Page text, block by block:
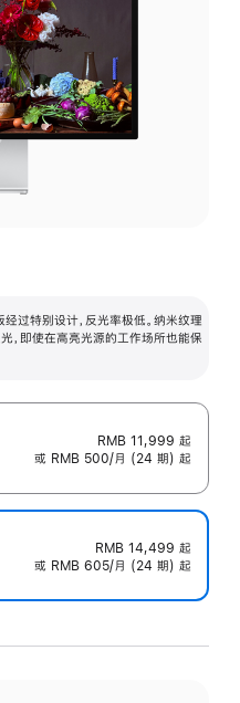
过特别设计，反光率极低。纳米纹理
，即使在高亮光源的工作场所也能保
RMB 11,999 起
或 RMB 500/月 (24 期) 起
RMB 14,499 起
或 RMB 605/月 (24 期) 起